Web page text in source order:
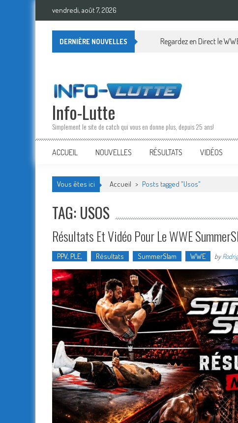
Skip
vendredi, août 7, 2026
DERNIÈRE NOUVELLES Regardez en Direct le
Info-Lutte
Simplement le site de catch qui vous en donne plus, depuis 25 ans!
ACCUEIL NOUVELLES RÉSULTATS VIDÉOS
Vous êtes ici Accueil > Posts tagged "Usos"
TAG: USOS
Résultats Et Vidéo Pour Le WWE
PPV, PLE, Résultats SummerSlam WWE by